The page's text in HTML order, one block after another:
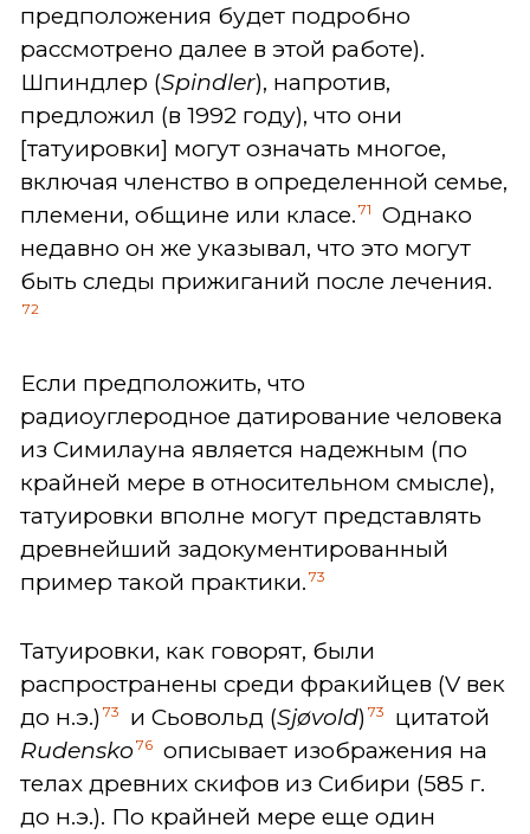
предположения будет подробно
рассмотрено далее в этой работе).
Шпиндлер (Spindler), напротив,
предложил (в 1992 году), что они
[татуировки] могут означать многое,
включая членство в определенной семье,
племени, общине или класе. 71
Однако
недавно он же указывал, что это могут
быть следы прижиганий после лечения.
72
Если предположить, что
радиоуглеродное датирование человека
из Симилауна является надежным (по
крайней мере в относительном смысле),
татуировки вполне могут представлять
древнейший задокументированный
пример такой практики. 73
Татуировки, как говорят, были
распространены среди фракийцев (V век
до н.э.) 73 и Сьовольд (Sjøvold) 73
цитатой
Rudensko 76 описывает изображения на
телах древних скифов из Сибири (585 г.
до н.э.). По крайней мере еще один